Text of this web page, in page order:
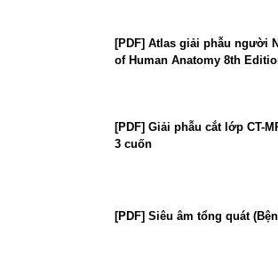
[PDF] Atlas giải phẫu người
of Human Anatomy 8th
[PDF] Giải phẫu cắt lớp CT-
3 cuốn
[PDF] Siêu âm tổng quát